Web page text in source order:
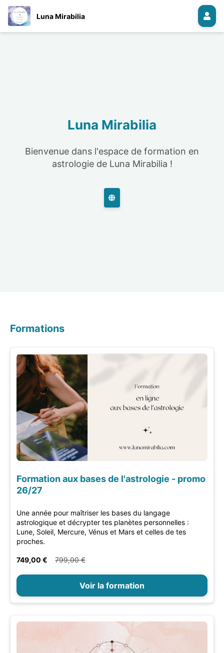
Luna Mirabilia
Luna Mirabilia
Bienvenue dans l'espace de formation en
astrologie de Luna Mirabilia !
Formations
Formation aux bases de l'astrologie - promo
26/27
Une année pour maîtriser les bases du langage
astrologique et décrypter tes planètes personnelles :
Lune, Soleil, Mercure, Vénus et Mars et celles de tes
proches.
749,00 € 799,00 €
Voir la formation